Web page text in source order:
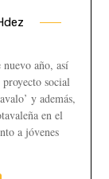
año, así
social
y además,
en el
a jóvenes